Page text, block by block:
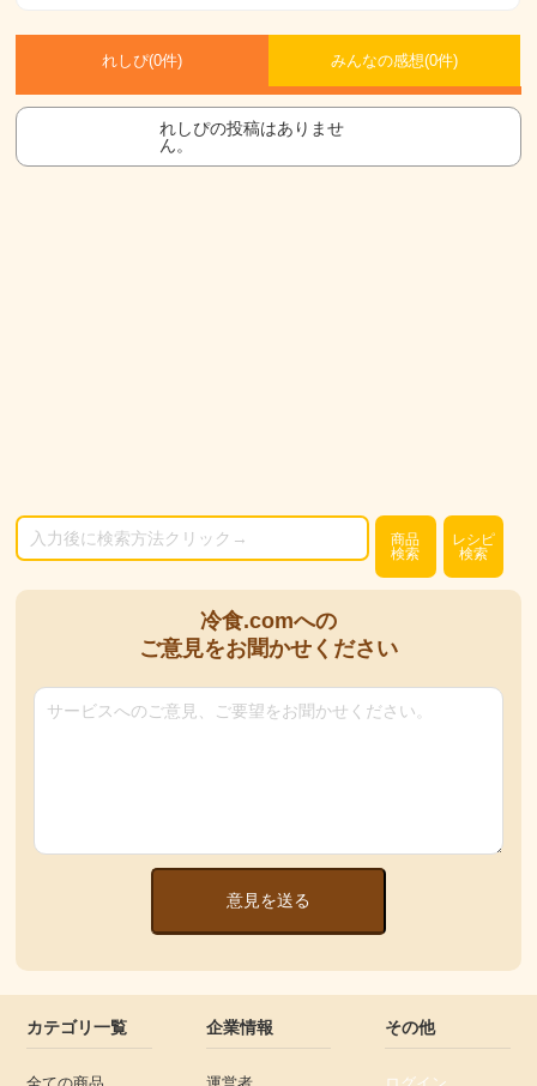
れしぴ(0件) みんなの感想(0件)
れしぴの投稿はありませ
ん。
商品
検索
レシピ
検索
冷食.comへの
ご意見をお聞かせください
意見を送る
カテゴリ一覧 企業情報 その他